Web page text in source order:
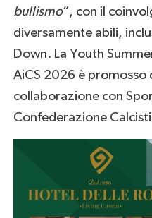
bullismo“, con il
diversamente abili,
Down. La Youth
AiCS 2026 è promosso
collaborazione con
Confederazione